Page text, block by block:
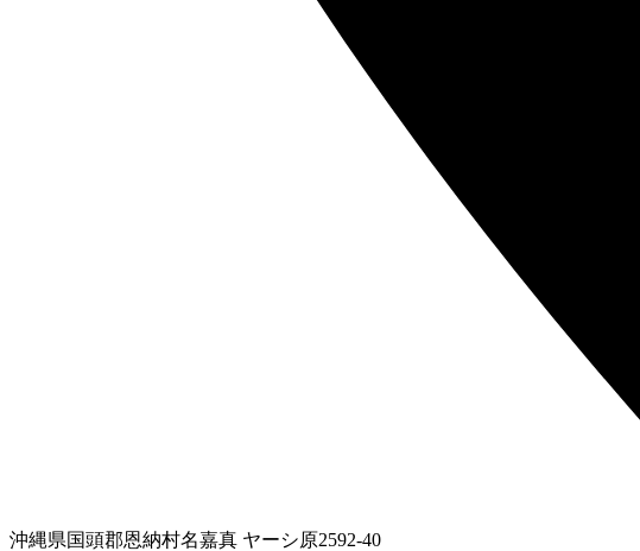
沖縄県国頭郡恩納村名嘉真 ヤーシ原2592-40